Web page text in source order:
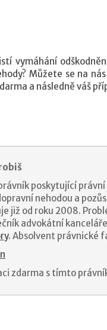
vymáhání
Můžete se na
a následně váš
poskytující
nehodou a
již od roku 2008.
advokátní
. Absolvent právnické
zdarma s tímto